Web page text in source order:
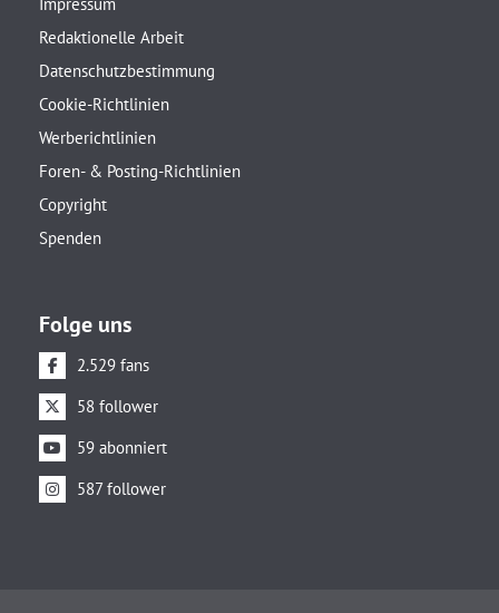
Impressum
Redaktionelle Arbeit
Datenschutzbestimmung
Cookie-Richtlinien
Werberichtlinien
Foren- & Posting-Richtlinien
Copyright
Spenden
Folge uns
2.529 fans
58 follower
59 abonniert
587 follower